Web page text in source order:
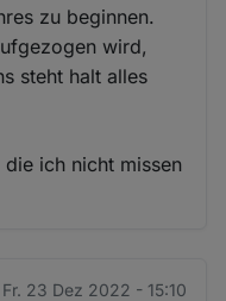
zu beginnen.
wird,
steht halt alles
die ich nicht missen
Fr. 23 Dez 2022 - 15:10